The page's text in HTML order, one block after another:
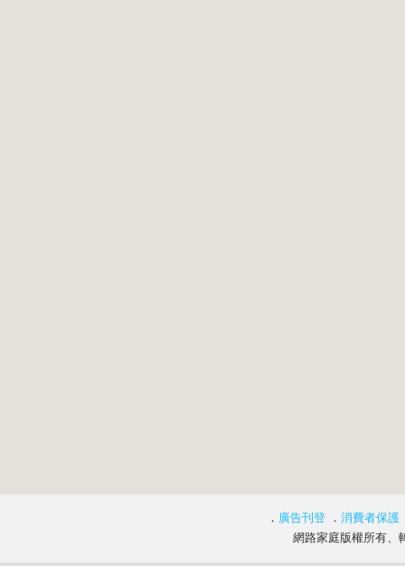
． 廣告刊登 ． 消費者保護
網路家庭版權所有、